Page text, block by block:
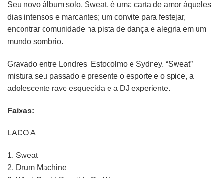
Seu novo álbum solo, Sweat, é uma carta de amor àqueles
dias intensos e marcantes; um convite para festejar,
encontrar comunidade na pista de dança e alegria em um
mundo sombrio.
Gravado entre Londres, Estocolmo e Sydney, “Sweat”
mistura seu passado e presente o esporte e o spice, a
adolescente rave esquecida e a DJ experiente.
Faixas:
LADO A
1. Sweat
2. Drum Machine